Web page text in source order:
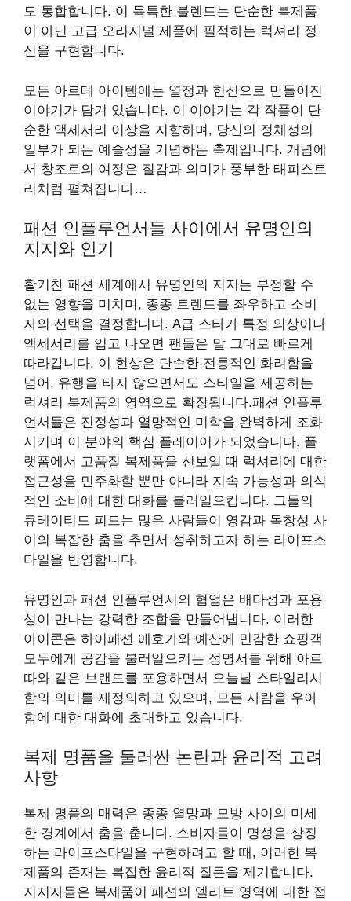
도 통합합니다. 이 독특한 블렌드는 단순한 복제품
이 아닌 고급 오리지널 제품에 필적하는 럭셔리 정
신을 구현합니다.
모든 아르테 아이템에는 열정과 헌신으로 만들어진
이야기가 담겨 있습니다. 이 이야기는 각 작품이 단
순한 액세서리 이상을 지향하며, 당신의 정체성의
일부가 되는 예술성을 기념하는 축제입니다. 개념에
서 창조로의 여정은 질감과 의미가 풍부한 태피스트
리처럼 펼쳐집니다…
패션 인플루언서들 사이에서 유명인의
지지와 인기
활기찬 패션 세계에서 유명인의 지지는 부정할 수
없는 영향을 미치며, 종종 트렌드를 좌우하고 소비
자의 선택을 결정합니다. A급 스타가 특정 의상이나
액세서리를 입고 나오면 팬들은 말 그대로 빠르게
따라갑니다. 이 현상은 단순한 전통적인 화려함을
넘어, 유행을 타지 않으면서도 스타일을 제공하는
럭셔리 복제품의 영역으로 확장됩니다.패션 인플루
언서들은 진정성과 열망적인 미학을 완벽하게 조화
시키며 이 분야의 핵심 플레이어가 되었습니다. 플
랫폼에서 고품질 복제품을 선보일 때 럭셔리에 대한
접근성을 민주화할 뿐만 아니라 지속 가능성과 의식
적인 소비에 대한 대화를 불러일으킵니다. 그들의
큐레이티드 피드는 많은 사람들이 영감과 독창성 사
이의 복잡한 춤을 추면서 성취하고자 하는 라이프스
타일을 반영합니다.
유명인과 패션 인플루언서의 협업은 배타성과 포용
성이 만나는 강력한 조합을 만들어냅니다. 이러한
아이콘은 하이패션 애호가와 예산에 민감한 쇼핑객
모두에게 공감을 불러일으키는 성명서를 위해 아르
따와 같은 브랜드를 포용하면서 오늘날 스타일리시
함의 의미를 재정의하고 있으며, 모든 사람을 우아
함에 대한 대화에 초대하고 있습니다.
복제 명품을 둘러싼 논란과 윤리적 고려
사항
복제 명품의 매력은 종종 열망과 모방 사이의 미세
한 경계에서 춤을 춥니다. 소비자들이 명성을 상징
하는 라이프스타일을 구현하려고 할 때, 이러한 복
제품의 존재는 복잡한 윤리적 질문을 제기합니다.
지지자들은 복제품이 패션의 엘리트 영역에 대한 접